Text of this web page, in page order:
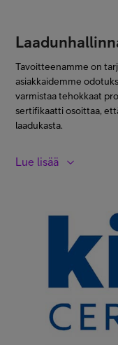
Tavoitteenamme on
asiakkaidemme
varmistaa tehokkaat
sertifikaatti osoittaa,
laadukasta.​
Lue lisää
Telia Finlandilla on
Finland Oyj:n
toiminnot, sekä lisäksi
tuotetaan tietoturva-,